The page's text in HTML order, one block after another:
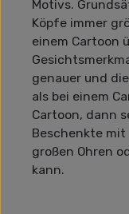
Motivs.
Köpfe immer
einem Cartoon
genauer und
als bei einem
Cartoon, dann
Beschenkte mit
großen Ohren
kann.